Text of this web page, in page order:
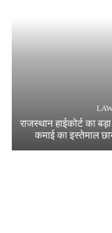
राजस्थान हाईकोर्ट का
कमाई का इस्तेमाल